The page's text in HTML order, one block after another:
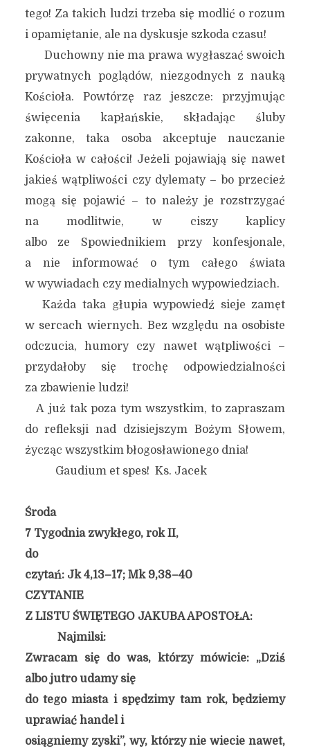
tego! Za takich ludzi trzeba się modlić o rozum
i opamiętanie, ale na dyskusje szkoda czasu!
Duchowny nie ma prawa wygłaszać swoich
prywatnych poglądów, niezgodnych z nauką
Kościoła. Powtórzę raz jeszcze: przyjmując
święcenia kapłańskie, składając śluby
zakonne, taka osoba akceptuje nauczanie
Kościoła w całości! Jeżeli pojawiają się nawet
jakieś wątpliwości czy dylematy – bo przecież
mogą się pojawić – to należy je rozstrzygać
na modlitwie, w ciszy kaplicy
albo ze Spowiednikiem przy konfesjonale,
a nie informować o tym całego świata
w wywiadach czy medialnych wypowiedziach.
Każda taka głupia wypowiedź sieje zamęt
w sercach wiernych. Bez względu na osobiste
odczucia, humory czy nawet wątpliwości –
przydałoby się trochę odpowiedzialności
za zbawienie ludzi!
A już tak poza tym wszystkim, to zapraszam
do refleksji nad dzisiejszym Bożym Słowem,
życząc wszystkim błogosławionego dnia!
Gaudium et spes! Ks. Jacek
Środa
7 Tygodnia zwykłego, rok II,
do
czytań: Jk 4,13–17; Mk 9,38–40
CZYTANIE
Z LISTU ŚWIĘTEGO JAKUBA APOSTOŁA:
Najmilsi:
Zwracam się do was, którzy mówicie: „Dziś
albo jutro udamy się
do tego miasta i spędzimy tam rok, będziemy
uprawiać handel i
osiągniemy zyski”, wy, którzy nie wiecie nawet,